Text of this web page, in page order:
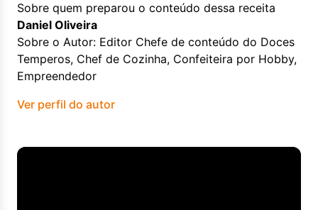
Sobre quem preparou o conteúdo dessa receita
Daniel Oliveira
Sobre o Autor: Editor Chefe de conteúdo do Doces
Temperos, Chef de Cozinha, Confeiteira por Hobby,
Empreendedor
Ver perfil do autor